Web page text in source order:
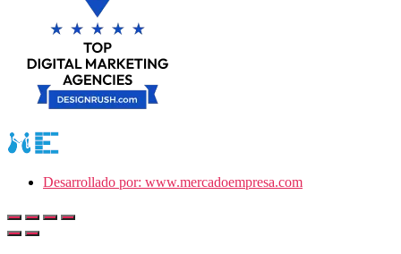
Desarrollado por: www.mercadoempresa.com